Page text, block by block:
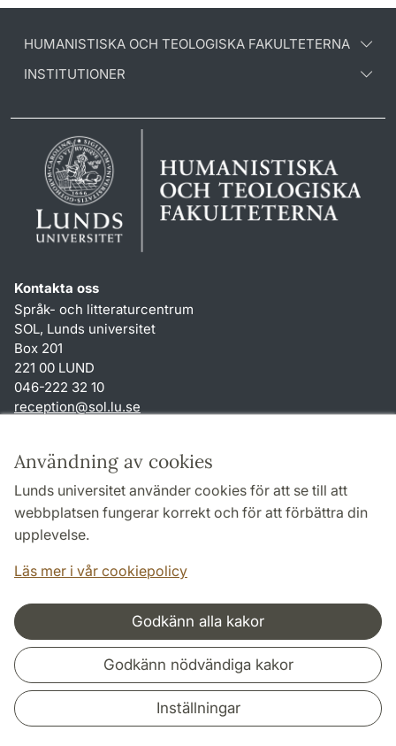
Användning av cookies
Lunds universitet använder cookies för att se till att
webbplatsen fungerar korrekt och för att förbättra din
upplevelse.
Läs mer i vår cookiepolicy
Godkänn alla kakor
Godkänn nödvändiga kakor
Inställningar
HUMANISTISKA OCH TEOLOGISKA FAKULTETERNA
INSTITUTIONER
Kontakta oss
Språk- och litteraturcentrum
SOL, Lunds universitet
Box 201
221 00 LUND
046-222 32 10
reception@sol.lu.se
Genvägar
Om webbplatsen och cookies
Behandling av personuppgifter
Tillgänglighetsredogörelse
Samarbeten och nätverk